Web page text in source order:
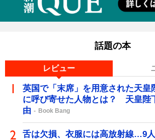
話題の本
レビュー
英国で「末席」を用意された天皇
に呼び寄せた人物とは？ 天皇陛
由
Book Bang
舌は欠損、衣服には高放射線…9